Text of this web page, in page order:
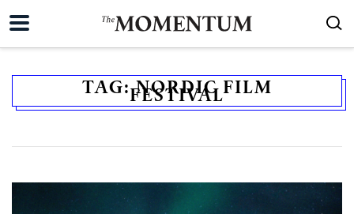
TAG:NORDIC FILM
FESTIVAL